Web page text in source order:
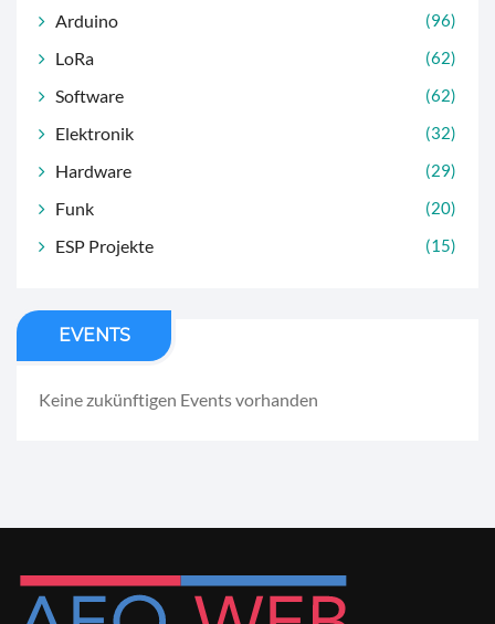
Arduino (96)
LoRa (62)
Software (62)
Elektronik (32)
Hardware (29)
Funk (20)
ESP Projekte (15)
EVENTS
Keine zukünftigen Events vorhanden